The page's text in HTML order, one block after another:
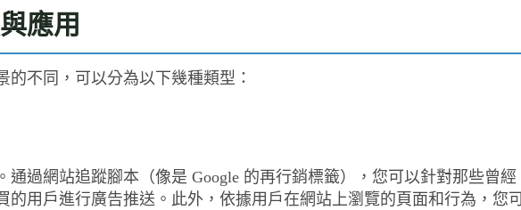
應用
不同，可以分為以下幾種類型：
通過網站追蹤腳本（像是 Google 的再行銷標籤），您可以針對那些曾經
的用戶進行廣告推送。此外，依據用戶在網站上瀏覽的頁面和行為，您